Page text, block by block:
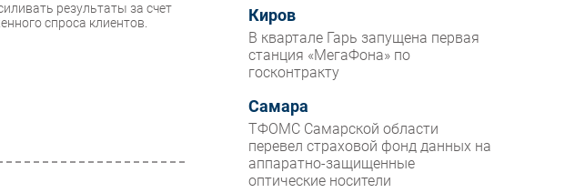
Мероприятия
Проекты
IT класс
Тестовый стенд
Каталог компаний
результаты за счет
спроса клиентов.
Киров
В квартале Гарь запущена первая
станция «МегаФона» по
госконтракту
Самара
ТФОМС Самарской области
перевел страховой фонд данных на
аппаратно-защищенные
оптические носители